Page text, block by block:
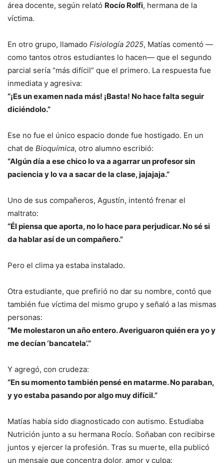
área docente, según relató Rocío Rolfi, hermana de la
víctima.
En otro grupo, llamado Fisiología 2025, Matías comentó —
como tantos otros estudiantes lo hacen— que el segundo
parcial sería “más difícil” que el primero. La respuesta fue
inmediata y agresiva:
“¡Es un examen nada más! ¡Basta! No hace falta seguir
diciéndolo.”
Ese no fue el único espacio donde fue hostigado. En un
chat de Bioquímica, otro alumno escribió:
“Algún día a ese chico lo va a agarrar un profesor sin
paciencia y lo va a sacar de la clase, jajajaja.”
Uno de sus compañeros, Agustín, intentó frenar el
maltrato:
“Él piensa que aporta, no lo hace para perjudicar. No sé si
da hablar así de un compañero.”
Pero el clima ya estaba instalado.
Otra estudiante, que prefirió no dar su nombre, contó que
también fue víctima del mismo grupo y señaló a las mismas
personas:
“Me molestaron un año entero. Averiguaron quién era yo y
me decían ‘bancatela’.”
Y agregó, con crudeza:
“En su momento también pensé en matarme. No paraban,
y yo estaba pasando por algo muy difícil.”
Matías había sido diagnosticado con autismo. Estudiaba
Nutrición junto a su hermana Rocío. Soñaban con recibirse
juntos y ejercer la profesión. Tras su muerte, ella publicó
un mensaje que concentra dolor, amor y culpa: